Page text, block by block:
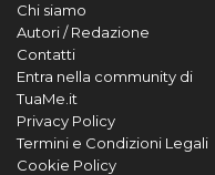
Chi siamo
Autori / Redazione
Contatti
Entra nella community di
TuaMe.it
Privacy Policy
Termini e Condizioni Legali
Cookie Policy